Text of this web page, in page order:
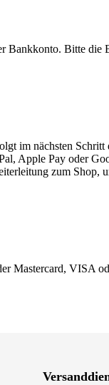
Bankkonto. Bitte die
im nächsten
Apple Pay oder
zum Shop,
Mastercard, VISA